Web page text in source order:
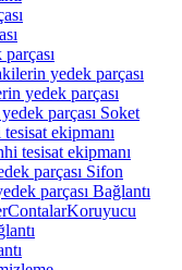
yedek parçası
yedek parçası
parçası Soket
tesisat ekipmanı
tesisat ekipmanı
parçası Sifon
parçası Bağlantı
ContalarKoruyucu